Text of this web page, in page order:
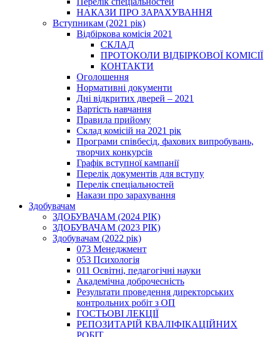
НАКАЗИ ПРО ЗАРАХУВАННЯ
Вступникам (2021 рік)
Відбіркова комісія 2021
СКЛАД
ПРОТОКОЛИ ВІДБІРКОВОЇ КОМІСІЇ
КОНТАКТИ
Оголошення
Нормативні документи
Дні відкритих дверей – 2021
Вартість навчання
Правила прийому
Склад комісій на 2021 рік
Програми співбесід, фахових випробувань,
творчих конкурсів
Графік вступної кампанії
Перелік документів для вступу
Перелік спеціальностей
Накази про зарахування
Здобувачам
ЗДОБУВАЧАМ (2024 РІК)
ЗДОБУВАЧАМ (2023 РІК)
Здобувачам (2022 рік)
073 Менеджмент
053 Психологія
011 Освітні, педагогічні науки
Академічна доброчесність
Результати проведення директорських
контрольних робіт з ОП
ГОСТЬОВІ ЛЕКЦІЇ
РЕПОЗИТАРІЙ КВАЛІФІКАЦІЙНИХ
РОБІТ